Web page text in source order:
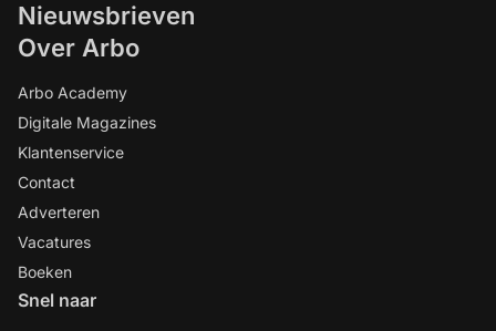
Nieuwsbrieven
Over Arbo
Arbo Academy
Digitale Magazines
Klantenservice
Contact
Adverteren
Vacatures
Boeken
Snel naar